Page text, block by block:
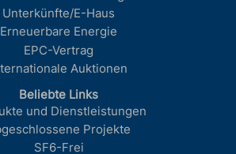
Unterkünfte/E-Haus
Erneuerbare Energie
EPC-Vertrag
Auktionen
Beliebte Links
und Dienstleistungen
Projekte
SF6-Frei